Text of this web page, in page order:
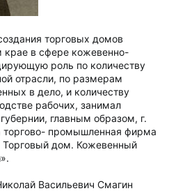
торговых домов
крае в сфере кожевенно-
роль по количеству
отрасли, по размерам
в дело, и количеству
рабочих, занимал
главным образом, г.
торгово- промышленная фирма
дом. Кожевенный
Васильевич Смагин